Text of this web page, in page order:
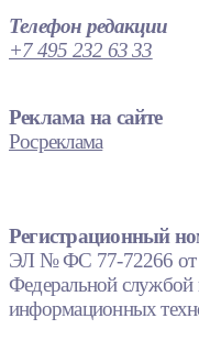
Телефон редакции
+7 495 232 63 33
Реклама на сайте
Росреклама
Регистрационный
ЭЛ № ФС 77-72266 от
Федеральной службой
информационных